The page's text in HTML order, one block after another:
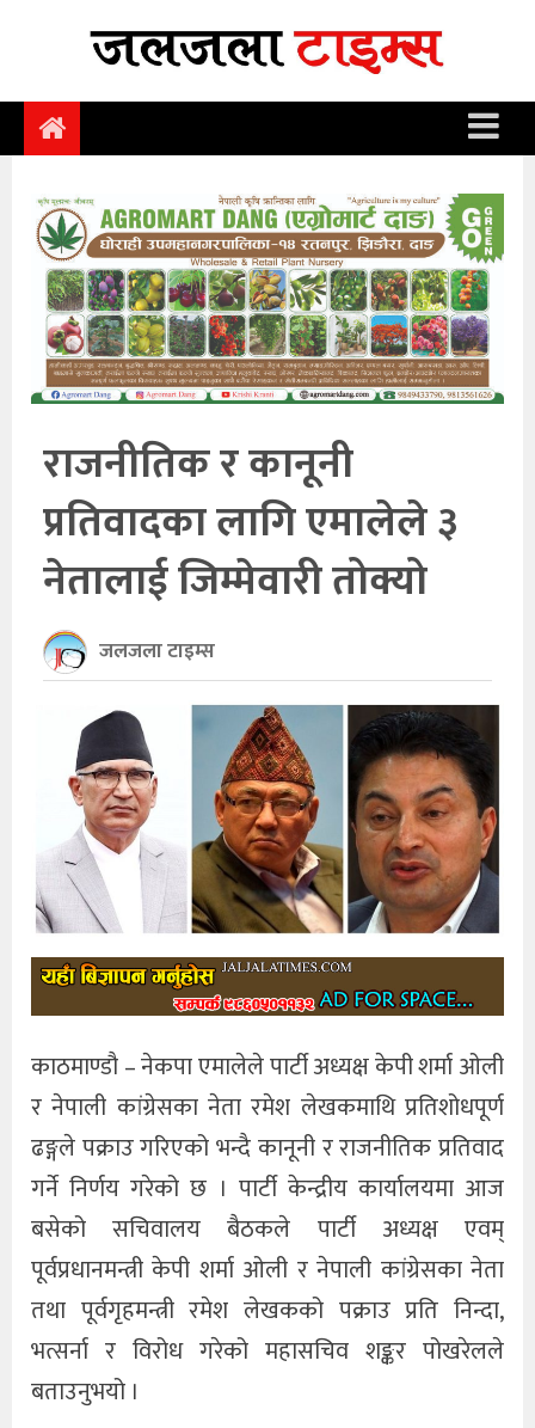
समाचार
समाज
राजनीति
आर्थिक
अन्तर्वार्ता
विचार
साहित्य/
सूचना
प्रविधि
खेलकुद
अन्तर्राष्ट्रिय
राजनीतिक र कानूनी
प्रतिवादका लागि एमालेले ३
नेतालाई जिम्मेवारी तोक्यो
जलजला टाइम्स
काठमाण्डौ – नेकपा एमालेले पार्टी अध्यक्ष केपी शर्मा ओली
र नेपाली कांग्रेसका नेता रमेश लेखकमाथि प्रतिशोधपूर्ण
ढङ्गले पक्राउ गरिएको भन्दै कानूनी र राजनीतिक प्रतिवाद
गर्ने निर्णय गरेको छ । पार्टी केन्द्रीय कार्यालयमा आज
बसेको सचिवालय बैठकले पार्टी अध्यक्ष एवम्
पूर्वप्रधानमन्त्री केपी शर्मा ओली र नेपाली कांग्रेसका नेता
तथा पूर्वगृहमन्त्री रमेश लेखकको पक्राउ प्रति निन्दा,
भत्सर्ना र विरोध गरेको महासचिव शङ्कर पोखरेलले
बताउनुभयो ।